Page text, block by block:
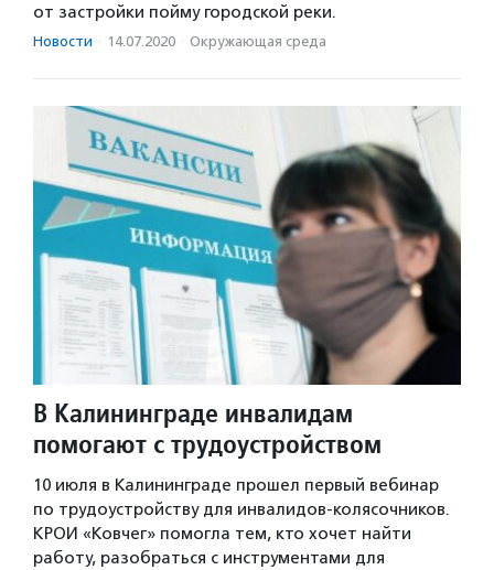
от застройки пойму городской реки.
Новости · 14.07.2020 · Окружающая среда
В Калининграде инвалидам
помогают с трудоустройством
10 июля в Калининграде прошел первый вебинар
по трудоустройству для инвалидов-колясочников.
КРОИ «Ковчег» помогла тем, кто хочет найти
работу, разобраться с инструментами для